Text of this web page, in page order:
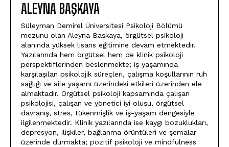
ALEYNA BAŞKAYA
Süleyman Demirel Üniversitesi Psikoloji Bölümü
mezunu olan Aleyna Başkaya, örgütsel psikoloji
alanında yüksek lisans eğitimine devam etmektedir.
Yazılarında hem örgütsel hem de klinik psikoloji
perspektiflerinden beslenmekte; iş yaşamında
karşılaşılan psikolojik süreçleri, çalışma koşullarının ruh
sağlığı ve aile yaşamı üzerindeki etkileri üzerinden ele
almaktadır. Örgütsel psikoloji kapsamında çalışan
psikolojisi, çalışan ve yönetici iyi oluşu, örgütsel
davranış, stres, tükenmişlik ve iş-yaşam dengesiyle
ilgilenmektedir. Klinik yazılarında ise kaygı bozuklukları,
depresyon, ilişkiler, bağlanma örüntüleri ve şemalar
üzerinde durmakta; pozitif psikoloji ve mindfulness